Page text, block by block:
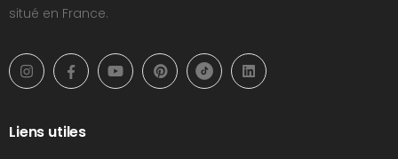
situé en France.
Liens utiles